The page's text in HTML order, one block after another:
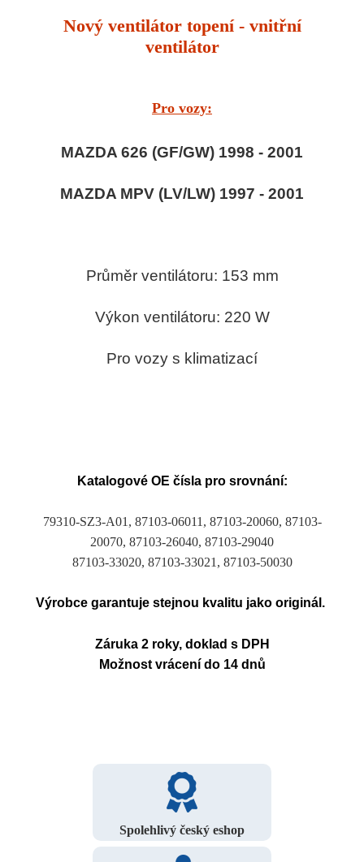
Nový ventilátor topení - vnitřní
ventilátor
Pro vozy:
MAZDA 626 (GF/GW) 1998 - 2001
MAZDA MPV (LV/LW) 1997 - 2001
Průměr ventilátoru: 153 mm
Výkon ventilátoru: 220 W
Pro vozy s klimatizací
Katalogové OE čísla pro srovnání:
79310-SZ3-A01, 87103-06011, 87103-20060, 87103-
20070, 87103-26040, 87103-29040
87103-33020, 87103-33021, 87103-50030
Výrobce garantuje stejnou kvalitu jako originál.
Záruka 2 roky, doklad s DPH
Možnost vrácení do 14 dnů
Spolehlivý český eshop